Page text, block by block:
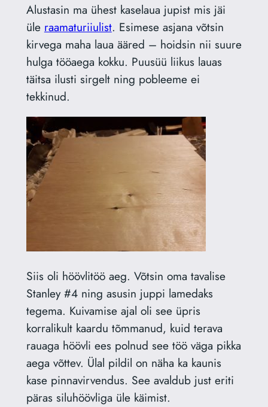
Alustasin ma ühest kaselaua jupist mis jäi
üle raamaturiiulist. Esimese asjana võtsin
kirvega maha laua ääred – hoidsin nii suure
hulga tööaega kokku. Puusüü liikus lauas
täitsa ilusti sirgelt ning pobleeme ei
tekkinud.
Siis oli höövlitöö aeg. Võtsin oma tavalise
Stanley #4 ning asusin juppi lamedaks
tegema. Kuivamise ajal oli see üpris
korralikult kaardu tõmmanud, kuid terava
rauaga höövli ees polnud see töö väga pikka
aega võttev. Ülal pildil on näha ka kaunis
kase pinnavirvendus. See avaldub just eriti
päras siluhöövliga üle käimist.